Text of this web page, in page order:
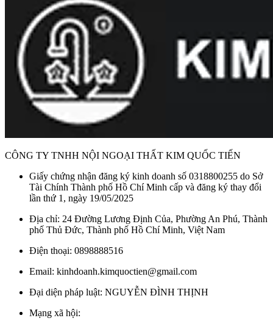
CÔNG TY TNHH NỘI NGOẠI THẤT KIM QUỐC TIẾN
Giấy chứng nhận đăng ký kinh doanh số 0318800255 do Sở
Tài Chính Thành phố Hồ Chí Minh cấp và đăng ký thay đổi
lần thứ 1, ngày 19/05/2025
Địa chỉ: 24 Đường Lương Định Của, Phường An Phú, Thành
phố Thủ Đức, Thành phố Hồ Chí Minh, Việt Nam
Điện thoại: 0898888516
Email: kinhdoanh.kimquoctien@gmail.com
Đại diện pháp luật: NGUYỄN ĐÌNH THỊNH
Mạng xã hội: